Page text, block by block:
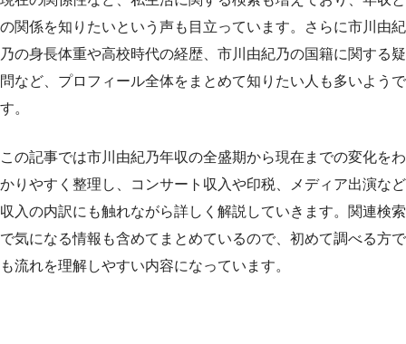
の関係を知りたいという声も目立っています。さらに市川由紀
乃の身長体重や高校時代の経歴、市川由紀乃の国籍に関する疑
問など、プロフィール全体をまとめて知りたい人も多いようで
す。
この記事では市川由紀乃年収の全盛期から現在までの変化をわ
かりやすく整理し、コンサート収入や印税、メディア出演など
収入の内訳にも触れながら詳しく解説していきます。関連検索
で気になる情報も含めてまとめているので、初めて調べる方で
も流れを理解しやすい内容になっています。